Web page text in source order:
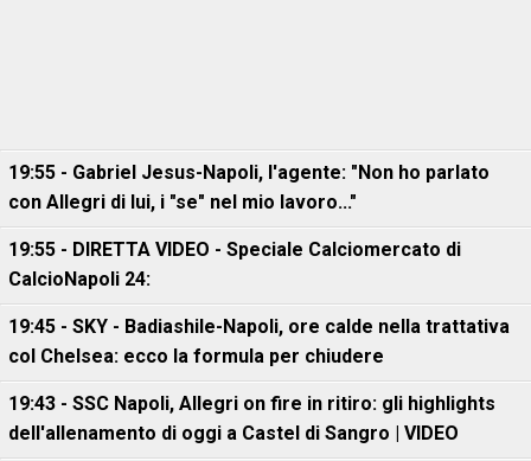
19:55 - Gabriel Jesus-Napoli, l'agente: "Non ho parlato
con Allegri di lui, i "se" nel mio lavoro..."
19:55 - DIRETTA VIDEO - Speciale Calciomercato di
CalcioNapoli 24:
19:45 - SKY - Badiashile-Napoli, ore calde nella trattativa
col Chelsea: ecco la formula per chiudere
19:43 - SSC Napoli, Allegri on fire in ritiro: gli highlights
dell'allenamento di oggi a Castel di Sangro | VIDEO